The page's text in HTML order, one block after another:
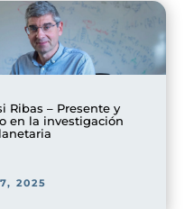
Ribas – Presente y
en la investigación
2025